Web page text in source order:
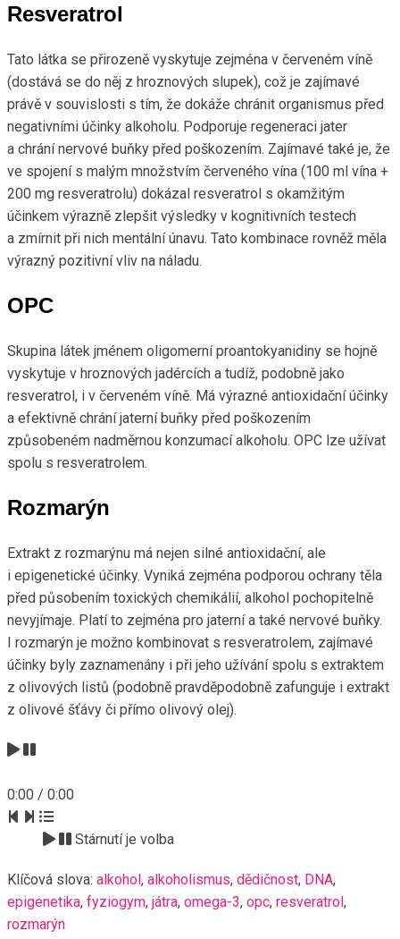
Resveratrol
Tato látka se přirozeně vyskytuje zejména v červeném víně
(dostává se do něj z hroznových slupek), což je zajímavé
právě v souvislosti s tím, že dokáže chránit organismus před
negativními účinky alkoholu. Podporuje regeneraci jater
a chrání nervové buňky před poškozením. Zajímavé také je, že
ve spojení s malým množstvím červeného vína (100 ml vína +
200 mg resveratrolu) dokázal resveratrol s okamžitým
účinkem výrazně zlepšit výsledky v kognitivních testech
a zmírnit při nich mentální únavu. Tato kombinace rovněž měla
výrazný pozitivní vliv na náladu.
OPC
Skupina látek jménem oligomerní proantokyanidiny se hojně
vyskytuje v hroznových jadércích a tudíž, podobně jako
resveratrol, i v červeném víně. Má výrazné antioxidační účinky
a efektivně chrání jaterní buňky před poškozením
způsobeném nadměrnou konzumací alkoholu. OPC lze užívat
spolu s resveratrolem.
Rozmarýn
Extrakt z rozmarýnu má nejen silné antioxidační, ale
i epigenetické účinky. Vyniká zejména podporou ochrany těla
před působením toxických chemikálií, alkohol pochopitelně
nevyjímaje. Platí to zejména pro jaterní a také nervové buňky.
I rozmarýn je možno kombinovat s resveratrolem, zajímavé
účinky byly zaznamenány i při jeho užívání spolu s extraktem
z olivových listů (podobně pravděpodobně zafunguje i extrakt
z olivové šťávy či přímo olivový olej).
0:00 / 0:00
Stárnutí je volba
Klíčová slova: alkohol, alkoholismus, dědičnost, DNA,
epigenetika, fyziogym, játra, omega-3, opc, resveratrol,
rozmarýn